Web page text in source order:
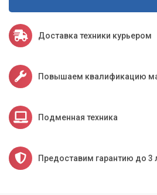
Доставка техники курьером
Повышаем квалификацию
Подменная техника
Предоставим гарантию до 3